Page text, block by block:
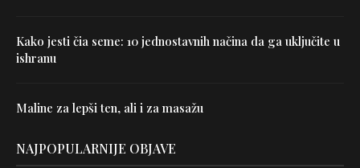
Kako jesti čia seme: 10 jednostavnih načina da ga uključite u
ishranu
Maline za lepši ten, ali i za masažu
NAJPOPULARNIJE OBJAVE